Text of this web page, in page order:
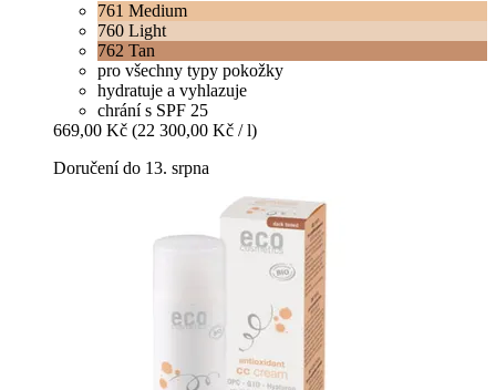
761 Medium
760 Light
762 Tan
pro všechny typy pokožky
hydratuje a vyhlazuje
chrání s SPF 25
669,00 Kč (22 300,00 Kč / l)
Doručení do 13. srpna